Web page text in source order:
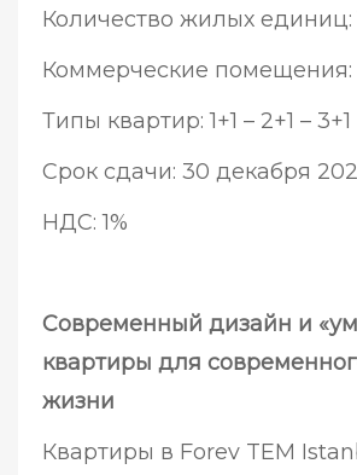
Количество жилых единиц:
Коммерческие помещения:
Типы квартир: 1+1 – 2+1 – 3+1
Срок сдачи: 30 декабря
НДС: 1%
Современный дизайн и
квартиры для
жизни
Квартиры в Forev TEM